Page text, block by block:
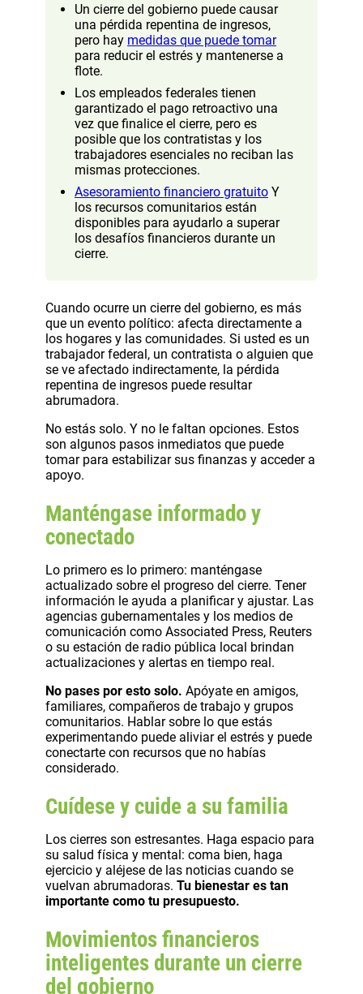
Un cierre del gobierno puede causar
una pérdida repentina de ingresos,
pero hay medidas que puede tomar
para reducir el estrés y mantenerse a
flote.
Los empleados federales tienen
garantizado el pago retroactivo una
vez que finalice el cierre, pero es
posible que los contratistas y los
trabajadores esenciales no reciban las
mismas protecciones.
Asesoramiento financiero gratuito Y
los recursos comunitarios están
disponibles para ayudarlo a superar
los desafíos financieros durante un
cierre.
Cuando ocurre un cierre del gobierno, es más
que un evento político: afecta directamente a
los hogares y las comunidades. Si usted es un
trabajador federal, un contratista o alguien que
se ve afectado indirectamente, la pérdida
repentina de ingresos puede resultar
abrumadora.
No estás solo. Y no le faltan opciones. Estos
son algunos pasos inmediatos que puede
tomar para estabilizar sus finanzas y acceder a
apoyo.
Manténgase informado y
conectado
Lo primero es lo primero: manténgase
actualizado sobre el progreso del cierre. Tener
información le ayuda a planificar y ajustar. Las
agencias gubernamentales y los medios de
comunicación como Associated Press, Reuters
o su estación de radio pública local brindan
actualizaciones y alertas en tiempo real.
No pases por esto solo. Apóyate en amigos,
familiares, compañeros de trabajo y grupos
comunitarios. Hablar sobre lo que estás
experimentando puede aliviar el estrés y puede
conectarte con recursos que no habías
considerado.
Cuídese y cuide a su familia
Los cierres son estresantes. Haga espacio para
su salud física y mental: coma bien, haga
ejercicio y aléjese de las noticias cuando se
vuelvan abrumadoras. Tu bienestar es tan
importante como tu presupuesto.
Movimientos financieros
inteligentes durante un cierre
del gobierno